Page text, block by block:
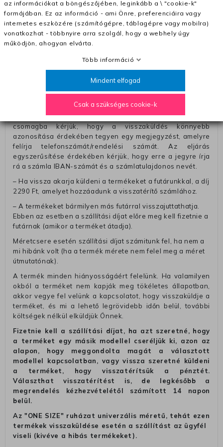
– Szállítás 1700 Ft (+400 Ft utánvéttel)
– Ingyenes szállítás 31600 Ft feletti megrendeléseknél
(+400 Ft utánvétte)
– A kapott termék cseréjéért 3780 Ft szállítási díjat
számolunk fel (oda -vissza út)
Pénzvisszatérítés:
A pénz visszatérítéséhez küldjük a futárt, hogy vegye át
Öntől a terméket/termékeket, vagy más futárral is
elküldheti. Olyan utávéttel küldött csomagot, melyne
értéke eltér 0 FT-tól, nem fogadunk el. A futárnak átadott
csomagba kérjük, hogy a visszaküldés könnyebb
azonosítása érdekében tegyen egy megjegyzést, amelyre
felírja telefonszámát/rendelési számát. Az eljárás
egyszerűsítése érdekében kérjük, hogy erre a jegyre írja
rá a számla IBAN-számát és a számlatulajdonos nevét.
– Ha vissza akarja küldeni a termékeket a futárunkkal, a díj
2290 Ft, amelyet hozzáadunk a visszatérítő számlához.
– A termékeket bármilyen más futárral visszajuttathatja.
Ebben az esetben a szállítási díjat előre meg kell fizetnie a
futárnak (amikor a terméket átadja).
Méretcsere esetén szállítási díjat számitunk fel, ha nem a
mi hibánk volt (ha a termék mérete nem felel meg a méret
útmutatónak).
A termék minden hiányosságáért felelünk. Ha valamilyen
okból a terméket nem kapják meg tökéletes állapotban,
akkor vegye fel velünk a kapcsolatot, hogy visszaküldje a
terméket, és mi a lehető legrövidebb időn belül, további
költségek nélkül elküldjük Önnek.
Fizetnie kell a szállítási díjat, ha azt szeretné, hogy
a terméket egy másik modellel cseréljük ki, azon az
alapon, hogy meggondolta magát a választott
modellel kapcsolatban, vagy vissza szeretné küldeni
a terméket, hogy visszatérítsük a pénztét.
Választhat visszatérítést is, de legkésőbb a
megrendelés kézhezvételétől számított 14 napon
belül.
Az "ONE SIZE" ruházat univerzális méretű, tehát ezen
termékek visszaküldése esetén a szállítást az ügyfél
viseli (kivéve a hibás termékeket).
az információkat a böngészőjében, leginkább a \ "cookie-k"
formájában. Ez az információ - ami Önre, preferenciáira vagy
internetes eszközére (számítógépre, táblagépre vagy mobilra)
vonatkozhat - többnyire arra szolgál, hogy a webhely úgy
működjön, ahogyan elvárta.
Több információ
Mindent elfogad
Csak a szükséges cookie-k